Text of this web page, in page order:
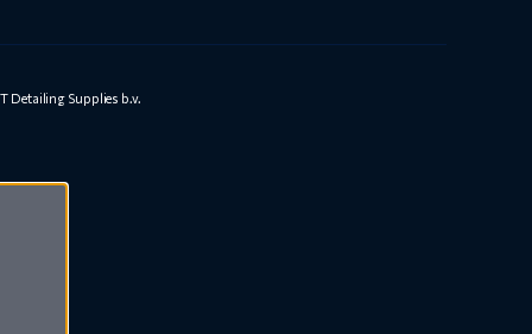
Detailing Supplies b.v.